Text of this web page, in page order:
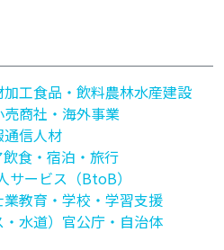
工食品・飲料農林水産建設
売商社・海外事業
通信人材
飲食・宿泊・旅行
サービス（BtoB）
業教育・学校・学習支援
水道） 官公庁・自治体